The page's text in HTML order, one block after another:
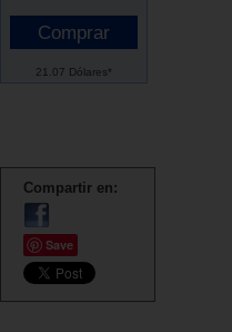
21.07 Dólares*
Compartir en:
Save